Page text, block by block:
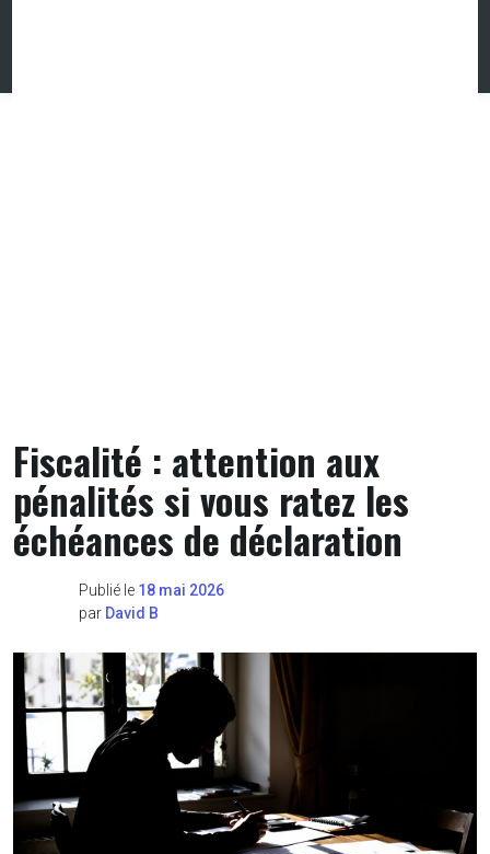
Fiscalité : attention aux
pénalités si vous ratez les
échéances de déclaration
Publié le 18 mai 2026
par David B